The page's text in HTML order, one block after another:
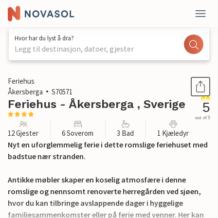
Hvor har du lyst å dra?
Legg til destinasjon, datoer, gjester
1 / 11
Feriehus
Åkersberga
S70571
Feriehus - Åkersberga , Sverige 5
out of 5
12 Gjester 6 Soverom 3 Bad 1 Kjæledyr
Nyt en uforglemmelig ferie i dette romslige feriehuset med
badstue nær stranden.
Antikke møbler skaper en koselig atmosfære i denne
romslige og nennsomt renoverte herregården ved sjøen,
hvor du kan tilbringe avslappende dager i hyggelige
familiesammenkomster eller på ferie med venner. Her kan